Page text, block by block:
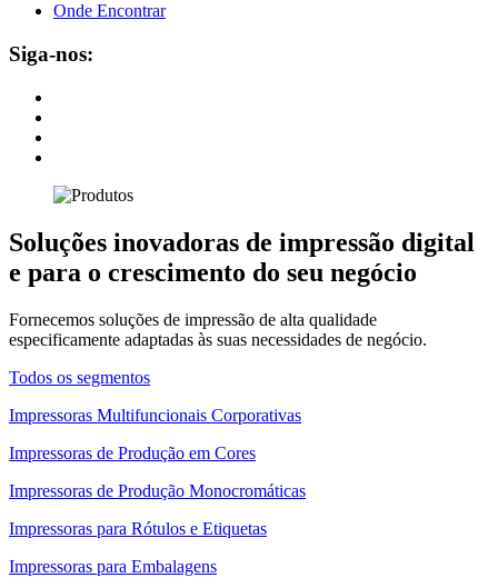
Onde Encontrar
Siga-nos:
Soluções inovadoras de impressão digital
e para o crescimento do seu negócio
Fornecemos soluções de impressão de alta qualidade
especificamente adaptadas às suas necessidades de negócio.
Todos os segmentos
Impressoras Multifuncionais Corporativas
Impressoras de Produção em Cores
Impressoras de Produção Monocromáticas
Impressoras para Rótulos e Etiquetas
Impressoras para Embalagens